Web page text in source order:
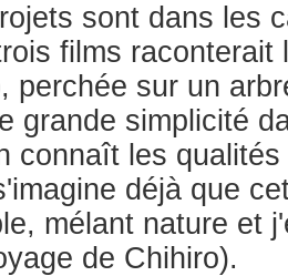
sont dans les
films raconterait
perchée sur un
grande simplicité
connaît les
déjà que
mélant nature et
de Chihiro).